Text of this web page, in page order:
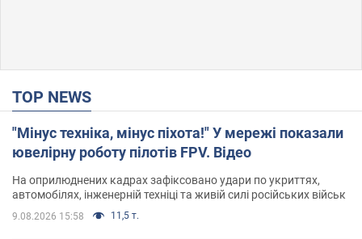
TOP NEWS
"Мінус техніка, мінус піхота!" У мережі показали
ювелірну роботу пілотів FPV. Відео
На оприлюднених кадрах зафіксовано удари по укриттях,
автомобілях, інженерній техніці та живій силі російських військ
9.08.2026 15:58 11,5 т.